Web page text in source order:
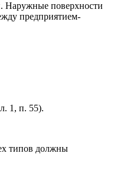
На­ружные поверхности
предприятием-
1, п. 55).
типов должны